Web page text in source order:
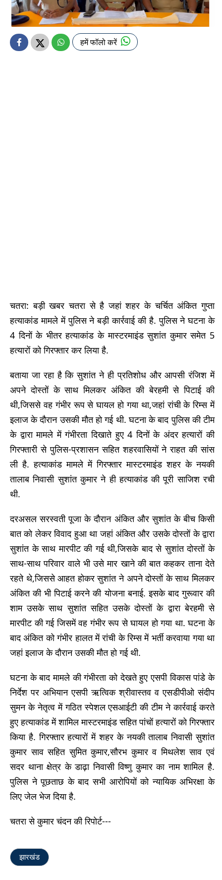
हमें फॉलो करें
चतरा: बड़ी खबर चतरा से है जहां शहर के चर्चित अंकित गुप्ता
हत्याकांड मामले में पुलिस ने बड़ी कार्रवाई की है. पुलिस ने घटना के
4 दिनों के भीतर हत्याकांड के मास्टरमाइंड सुशांत कुमार समेत 5
हत्यारों को गिरफ्तार कर लिया है.
बताया जा रहा है कि सुशांत ने ही प्रतिशोध और आपसी रंजिश में
अपने दोस्तों के साथ मिलकर अंकित की बेरहमी से पिटाई की
थी,जिससे वह गंभीर रूप से घायल हो गया था,जहां रांची के रिम्स में
इलाज के दौरान उसकी मौत हो गई थी. घटना के बाद पुलिस की टीम
के द्वारा मामले में गंभीरता दिखाते हुए 4 दिनों के अंदर हत्यारों की
गिरफ्तारी से पुलिस-प्रशासन सहित शहरवासियों ने राहत की सांस
ली है. हत्याकांड मामले में गिरफ्तार मास्टरमाइंड शहर के नयकी
तालाब निवासी सुशांत कुमार ने ही हत्याकांड की पूरी साजिश रची
थी.
दरअसल सरस्वती पूजा के दौरान अंकित और सुशांत के बीच किसी
बात को लेकर विवाद हुआ था जहां अंकित और उसके दोस्तों के द्वारा
सुशांत के साथ मारपीट की गई थी‌,जिसके बाद से सुशांत दोस्तों के
साथ-साथ परिवार वाले भी उसे मार खाने की बात कहकर ताना देते
रहते थे,जिससे आहत होकर सुशांत ने अपने दोस्तों के साथ मिलकर
अंकित की भी पिटाई करने की योजना बनाई. इसके बाद गुरूवार की
शाम उसके साथ सुशांत सहित उसके दोस्तों के द्वारा बेरहमी से
मारपीट की गई जिसमें वह गंभीर रूप से घायल हो गया था. घटना के
बाद अंकित को गंभीर हालत में रांची के रिम्स में भर्ती करवाया गया था
जहां इलाज के दौरान उसकी मौत हो गई थी.
घटना के बाद मामले की गंभीरता को देखते हुए एसपी विकास पांडे के
निर्देश‌ पर अभियान एसपी ऋत्विक श्रीवास्तव व एसडीपीओ संदीप
सुमन के नेतृत्व में गठित स्पेशल एसआईटी की टीम ने कार्रवाई करते
हुए हत्याकांड में शामिल मास्टरमाइंड सहित पांचों हत्यारों को गिरफ्तार
किया है. गिरफ्तार हत्यारों में शहर के नयकी तालाब निवासी सुशांत
कुमार साव सहित सुमित कुमार,सौरभ कुमार व मिथलेश साव एवं
सदर थाना क्षेत्र के डाढ़ा निवासी विष्णु कुमार का नाम शामिल है.
पुलिस ने पूछताछ के बाद सभी आरोपियों को न्यायिक अभिरक्षा के
लिए जेल भेज दिया है.
चतरा से कुमार चंदन की रिपोर्ट---
झारखंड